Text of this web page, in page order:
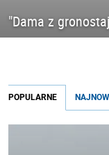
"Dama z
POPULARNE